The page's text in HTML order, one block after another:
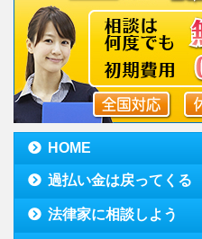
HOME
過払い金は戻ってくる
法律家に相談しよう